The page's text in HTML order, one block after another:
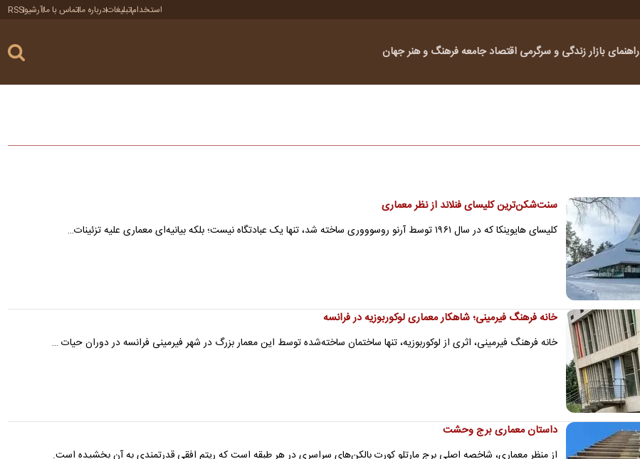
استخدامتبلیغاتدرباره ماتماس با ماآرشیوRSS
راهنمای بازارزندگی و سرگرمی اقتصادجامعه فرهنگ و هنرجهان
سنت‌شکن‌ترین کلیسای فنلاند از نظر معماری
کلیسای هایوینکا که در سال ۱۹۶۱ توسط آرنو روسوووری ساخته شد، تنها یک عبادتگاه نیست؛ بلکه بیانیه‌ای معماری علیه تزئینات…
خانه فرهنگ فیرمینی؛ شاهکار معماری لوکوربوزیه در فرانسه
خانه فرهنگ فیرمینی، اثری از لوکوربوزیه، تنها ساختمان ساخته‌شده توسط این معمار بزرگ در شهر فیرمینی فرانسه در دوران حیات …
داستان معماری برج وحشت
از منظر معماری، شاخصه اصلی برج مارتلو کورت بالکن‌های سراسری در هر طبقه است که ریتم افقی قدرتمندی به آن بخشیده است.